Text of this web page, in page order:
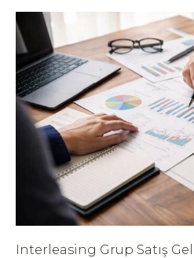
Interleasing Grup Satış